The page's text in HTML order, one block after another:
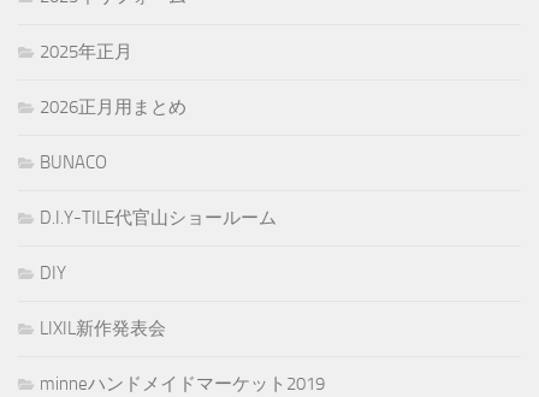
2025年正月
2026正月用まとめ
BUNACO
D.I.Y-TILE代官山ショールーム
DIY
LIXIL新作発表会
minneハンドメイドマーケット2019